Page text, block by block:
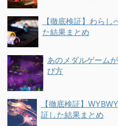
【徹底検証】わら
た結果まとめ
あのメダルゲーム
び方
【徹底検証】
証した結果まとめ